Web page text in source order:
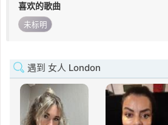
喜欢的歌曲
未标明
遇到 女人 London